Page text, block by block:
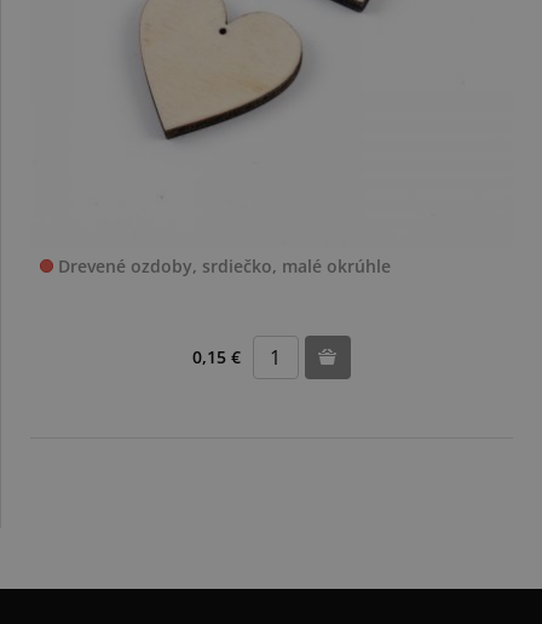
Drevené ozdoby, srdiečko, malé okrúhle
0,15 €